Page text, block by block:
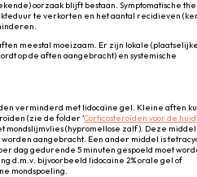
oorzaak blijft bestaan. Symptomatische
te verkorten en het aantal recidieven
meestal moeizaam. Er zijn lokale
op de aften aangebracht) en systemische
verminderd met lidocaïne gel. Kleine aften
(zie de folder ‘Corticosteroïden voor de huid
mondslijmvlies (hypromellose zalf). Deze
aangebracht. Een ander middel is
dag gedurende 5 minuten gespoeld moet
d.m.v. bijvoorbeeld lidocaine 2% orale gel of
mondspoeling.